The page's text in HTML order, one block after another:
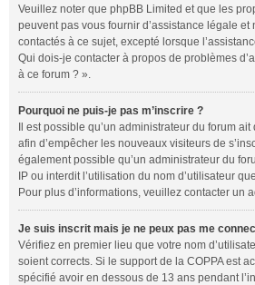
Veuillez noter que phpBB Limited et que les
peuvent pas vous fournir d’assistance légale et
contactés à ce sujet, excepté lorsque
Qui dois-je contacter à propos de problèmes
à ce forum ? ».
Pourquoi ne puis-je pas m’inscrire ?
Il est possible qu’un administrateur du forum
afin d’empêcher les nouveaux visiteurs de
également possible qu’un administrateur du
IP ou interdit l’utilisation du nom d’utilisateur
Pour plus d’informations, veuillez contacter un
Je suis inscrit mais je ne peux pas me
Vérifiez en premier lieu que votre nom
soient corrects. Si le support de la COPPA est
spécifié avoir en dessous de 13 ans pendant